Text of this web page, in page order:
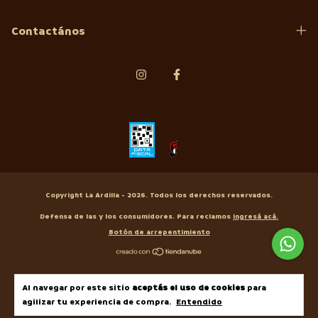
Al navegar por este sitio aceptás el uso de cookies para
agilizar tu experiencia de compra. Entendido
Contactános
Copyright La Ardilla - 2026. Todos los derechos reservados.
Defensa de las y los consumidores. Para reclamos ingresá acá.
Botón de arrepentimiento